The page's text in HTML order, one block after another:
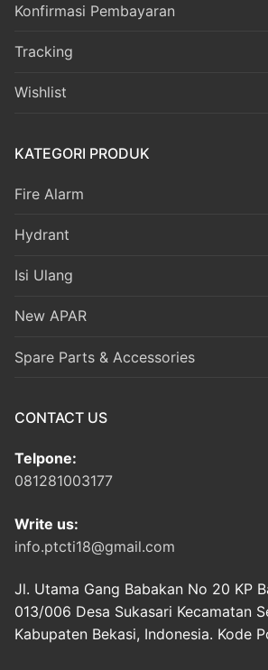
Konfirmasi Pembayaran
Tracking
Wishlist
KATEGORI PRODUK
Fire Alarm
Hydrant
Isi Ulang
New APAR
Spare Parts & Accessories
CONTACT US
Telpone:
081281003177
Write us:
info.ptcti18@gmail.com
Jl. Utama Gang Babakan No 20 KP
013/006 Desa Sukasari Kecamatan
Kabupaten Bekasi, Indonesia. Kode